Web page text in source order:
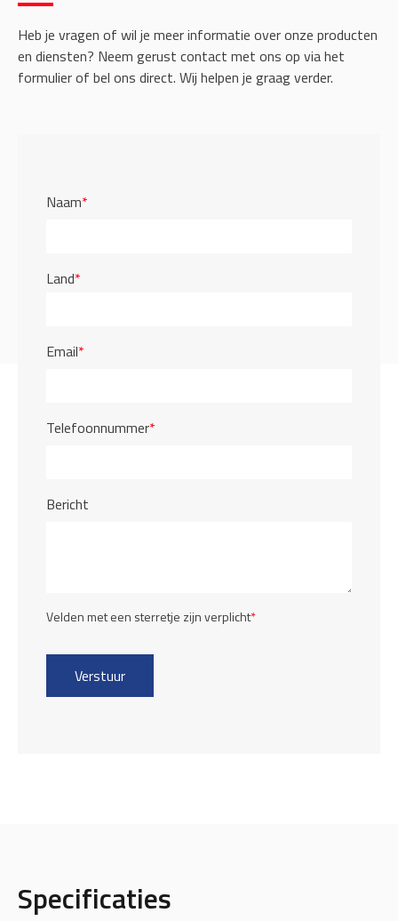
Heb je vragen of wil je meer informatie over onze producten
en diensten? Neem gerust contact met ons op via het
formulier of bel ons direct. Wij helpen je graag verder.
Naam*
Land*
Email*
Telefoonnummer*
Bericht
Velden met een sterretje zijn verplicht*
Specificaties